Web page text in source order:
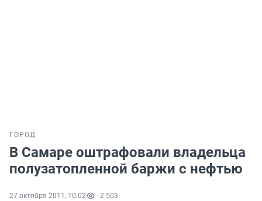
ГОРОД
В Самаре оштрафовали владельца
полузатопленной баржи с нефтью
27 октября 2011, 10:02 2 503